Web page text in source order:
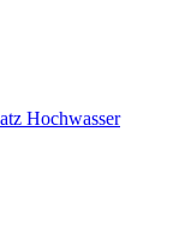
Hochwasser